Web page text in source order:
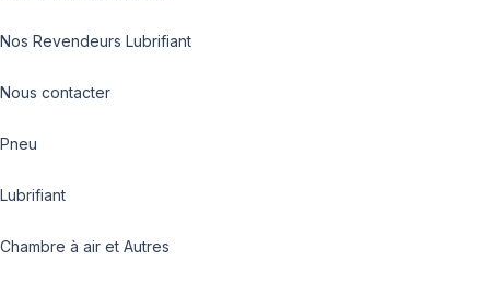
Nos Revendeurs Lubrifiant
Nous contacter
Pneu
Lubrifiant
Chambre à air et Autres